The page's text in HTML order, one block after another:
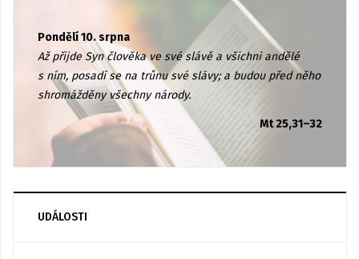
Pondělí 10. srpna
Až přijde Syn člověka ve své slávě a všichni andělé
s ním, posadí se na trůnu své slávy; a budou před něho
shromážděny všechny národy.
Mt 25,31–32
UDÁLOSTI